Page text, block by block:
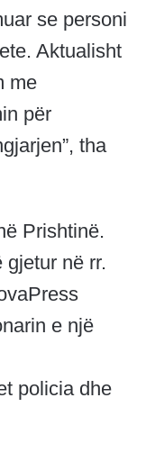
se personi
Aktualisht
me
për
tha
Prishtinë.
gjetur në rr.
e një
policia dhe